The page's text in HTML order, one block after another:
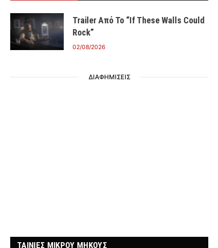
Trailer Από Το “If These Walls Could
Rock”
02/08/2026
ΔΙΑΦΗΜΙΣΕΙΣ
ΤΑΙΝΙΕΣ ΜΙΚΡΟΥ ΜΗΚΟΥΣ